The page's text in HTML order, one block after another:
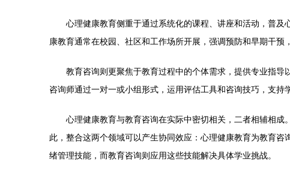
心理健康教育侧重于通过系统化的课程、讲座和活动，普
康教育通常在校园、社区和工作场所开展，强调预防和早期干
教育咨询则更聚焦于教育过程中的个体需求，提供专业指
咨询师通过一对一或小组形式，运用评估工具和咨询技巧，支
心理健康教育与教育咨询在实际中密切相关，二者相辅相
此，整合这两个领域可以产生协同效应：心理健康教育为教育
绪管理技能，而教育咨询则应用这些技能解决具体学业挑战。